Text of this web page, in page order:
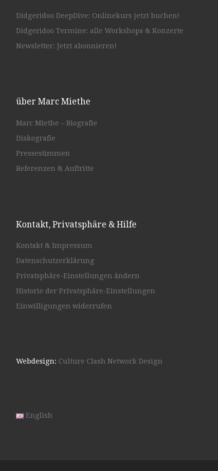
Didgeridoo DeepDive: Onlinekurs jetzt buchen!
Didgeridoo Termine: alle Workshops & Konzerte
Newsletter: Jetzt abonnieren!
über Marc Miethe
Marc Miethe – Biografie
Diskografie
Pressestimmen
Referenzen & Auftritte
Kontakt, Privatsphäre & Hilfe
Kontakt & Impressum
Datenschutzerklärung
Privatsphäre-Einstellungen ändern
Historie der Privatsphäre-Einstellungen
Einwilligungen widerrufen
Webdesign: Culture Clash Network Design
English